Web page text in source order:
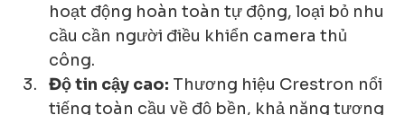
hoạt động hoàn toàn tự động, loại bỏ nhu
cầu cần người điều khiển camera thủ
công.
Độ tin cậy cao: Thương hiệu Crestron nổi
tiếng toàn cầu về độ bền, khả năng tương